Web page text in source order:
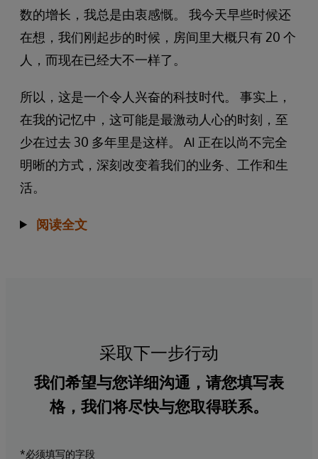
数的增长，我总是由衷感慨。 我今天早些时候还
在想，我们刚起步的时候，房间里大概只有 20 个
人，而现在已经大不一样了。
所以，这是一个令人兴奋的科技时代。 事实上，
在我的记忆中，这可能是最激动人心的时刻，至
少在过去 30 多年里是这样。 AI 正在以尚不完全
明晰的方式，深刻改变着我们的业务、工作和生
活。
阅读全文
采取下一步行动
我们希望与您详细沟通，请您填写表
格，我们将尽快与您取得联系。
*必须填写的字段